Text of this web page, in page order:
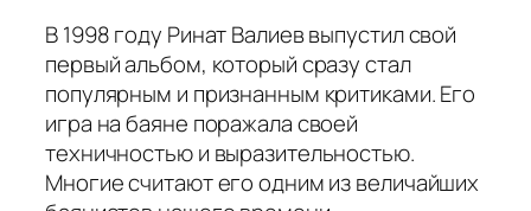
В 1998 году Ринат Валиев выпустил свой
первый альбом, который сразу стал
популярным и признанным критиками. Его
игра на баяне поражала своей
техничностью и выразительностью.
Многие считают его одним из величайших